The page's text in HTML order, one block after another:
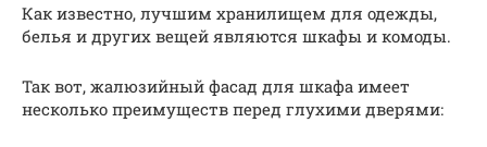
Как известно, лучшим хранилищем для одежды,
белья и других вещей являются шкафы и комоды.
Так вот, жалюзийный фасад для шкафа имеет
несколько преимуществ перед глухими дверями: